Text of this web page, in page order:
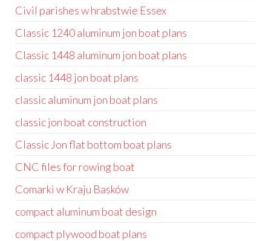
Civil parishes w hrabstwie Essex
Classic 1240 aluminum jon boat plans
Classic 1448 aluminum jon boat plans
classic 1448 jon boat plans
classic aluminum jon boat plans
classic jon boat construction
Classic Jon flat bottom boat plans
CNC files for rowing boat
Comarki w Kraju Basków
compact aluminum boat design
compact plywood boat plans